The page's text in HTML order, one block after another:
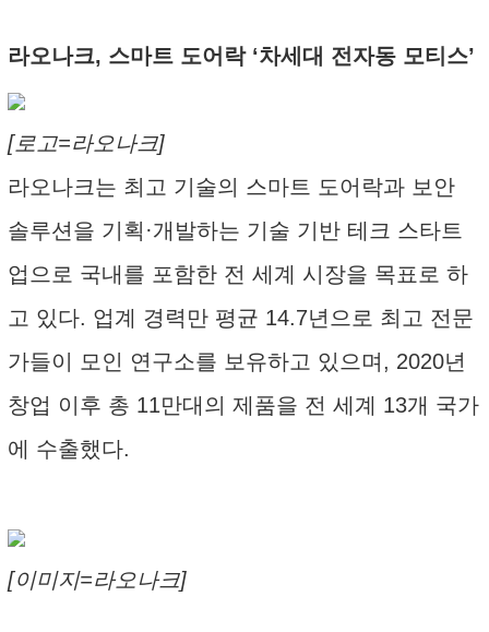
라오나크, 스마트 도어락 ‘차세대 전자동 모티스’
[로고=라오나크]
라오나크는 최고 기술의 스마트 도어락과 보안
솔루션을 기획·개발하는 기술 기반 테크 스타트
업으로 국내를 포함한 전 세계 시장을 목표로 하
고 있다. 업계 경력만 평균 14.7년으로 최고 전문
가들이 모인 연구소를 보유하고 있으며, 2020년
창업 이후 총 11만대의 제품을 전 세계 13개 국가
에 수출했다.
[이미지=라오나크]